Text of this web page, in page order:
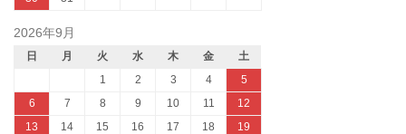
2026年9月
日 月 火 水 木 金
土
1
2 3 4
5
6
7 8 9 10 11
12
13
14 15 16 17 18
19